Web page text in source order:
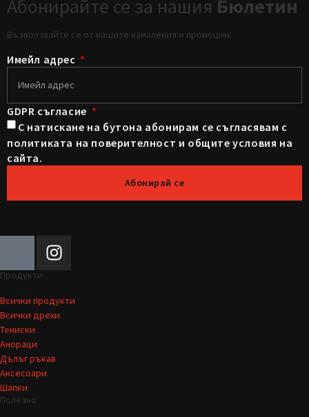
Абонирайте се за нашия Бюлетин
Възползвайте се от нашите намаления и промоции.
Имейл адрес
GDPR съгласие
С натискане на бутона абонирам се съгласявам с
политиката на поверителност и общите условия на
сайта.
Абонирай се
Продукти
Всички продукти
Всички дрехи
Тениски
Анораци
Дълъг ръкав
Аксесоари
Шапки
Полезно